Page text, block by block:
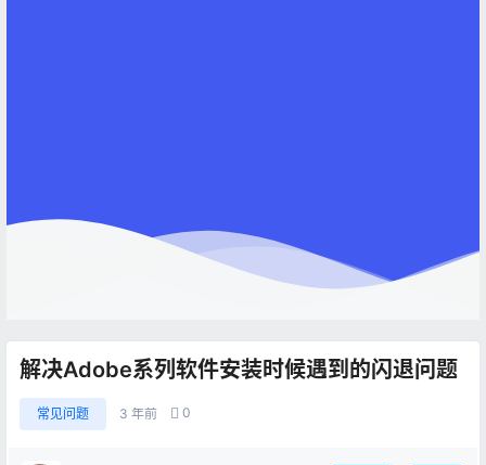
解决Adobe系列软件安装时候遇到的闪退问题
常见问题 3 年前 0